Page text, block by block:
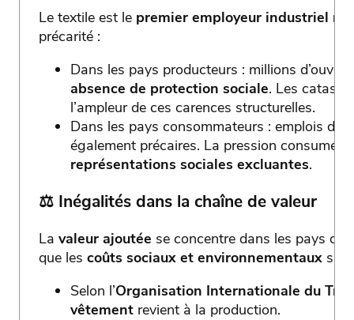
Le textile est le premier employeur industriel
précarité :
Dans les pays producteurs : millions
absence de protection sociale. Les
l’ampleur de ces carences structurelles.
Dans les pays consommateurs : emplois de
également précaires. La pression
représentations sociales excluantes.
⚖️ Inégalités dans la chaîne de valeur
La valeur ajoutée se concentre dans les pays
que les coûts sociaux et environnementaux
Selon l’Organisation Internationale du
vêtement revient à la production.